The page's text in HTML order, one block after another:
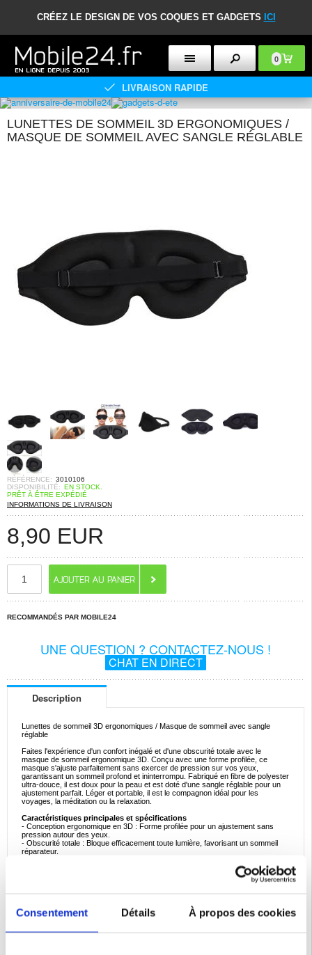
Consentement Détails À propos des cookies
CRÉEZ LE DESIGN DE VOS COQUES ET GADGETS ICI
0
LIVRAISON RAPIDE
LUNETTES DE SOMMEIL 3D ERGONOMIQUES /
MASQUE DE SOMMEIL AVEC SANGLE RÉGLABLE
RÉFÉRENCE: 3010106
DISPONIBILITÉ: EN STOCK.
PRÊT À ÊTRE EXPÉDIÉ
INFORMATIONS DE LIVRAISON
8,90 EUR
RECOMMANDÉS PAR MOBILE24
UNE QUESTION ? CONTACTEZ-NOUS !
CHAT EN DIRECT
Description
Lunettes de sommeil 3D ergonomiques / Masque de sommeil avec sangle
réglable
Faites l'expérience d'un confort inégalé et d'une obscurité totale avec le
masque de sommeil ergonomique 3D. Conçu avec une forme profilée, ce
masque s'ajuste parfaitement sans exercer de pression sur vos yeux,
garantissant un sommeil profond et ininterrompu. Fabriqué en fibre de polyester
ultra-douce, il est doux pour la peau et est doté d'une sangle réglable pour un
ajustement parfait. Léger et portable, il est le compagnon idéal pour les
voyages, la méditation ou la relaxation.
Caractéristiques principales et spécifications
- Conception ergonomique en 3D : Forme profilée pour un ajustement sans
pression autour des yeux.
- Obscurité totale : Bloque efficacement toute lumière, favorisant un sommeil
réparateur.
- Léger et portable : Conception compacte pour faciliter le stockage et les
Parfait pour une utilisation à la maison, en voyage ou pendant la méditation,
pour vous aider à mieux dormir et à vous détendre dans n'importe quel